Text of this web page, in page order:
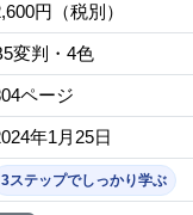
円（税別）
変判・4色
ページ
年1月25日
3ステップでしっかり学ぶ